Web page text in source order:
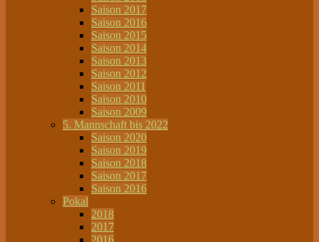
Saison 2017
Saison 2016
Saison 2015
Saison 2014
Saison 2013
Saison 2012
Saison 2011
Saison 2010
Saison 2009
5. Mannschaft bis 2022
Saison 2020
Saison 2019
Saison 2018
Saison 2017
Saison 2016
Pokal
2018
2017
2016